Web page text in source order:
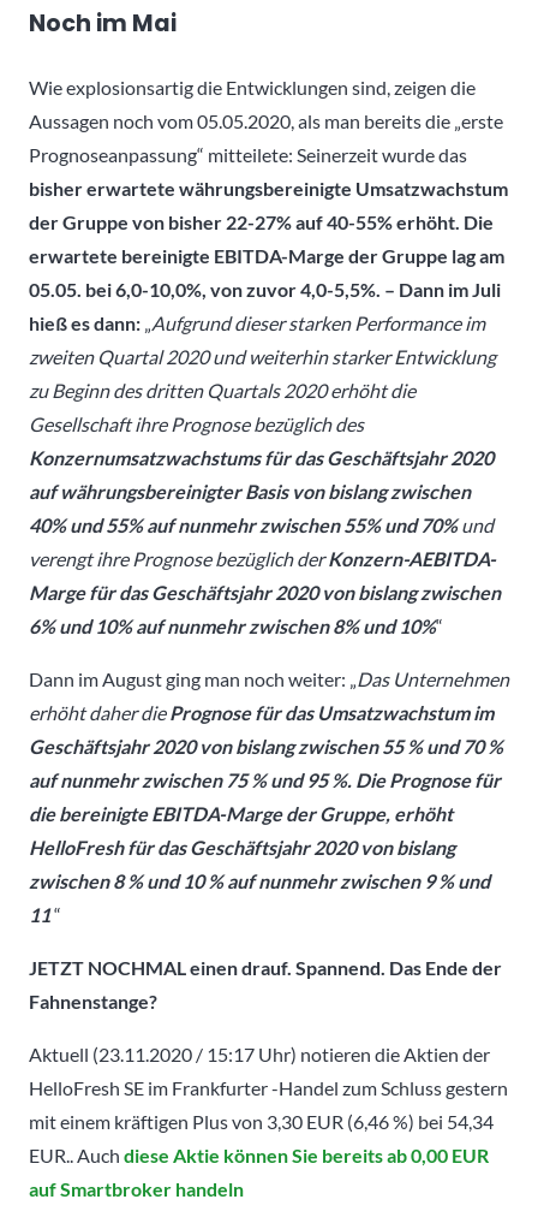
Noch im Mai
Wie explosionsartig die Entwicklungen sind, zeigen die
Aussagen noch vom 05.05.2020, als man bereits die „erste
Prognoseanpassung“ mitteilete: Seinerzeit wurde das
bisher erwartete währungsbereinigte Umsatzwachstum
der Gruppe von bisher 22-27% auf 40-55% erhöht. Die
erwartete bereinigte EBITDA-Marge der Gruppe lag am
05.05. bei 6,0-10,0%, von zuvor 4,0-5,5%. – Dann im Juli
hieß es dann: „Aufgrund dieser starken Performance im
zweiten Quartal 2020 und weiterhin starker Entwicklung
zu Beginn des dritten Quartals 2020 erhöht die
Gesellschaft ihre Prognose bezüglich des
Konzernumsatzwachstums für das Geschäftsjahr 2020
auf währungsbereinigter Basis von bislang zwischen
40% und 55% auf nunmehr zwischen 55% und 70%und
verengt ihre Prognose bezüglich derKonzern-AEBITDA-
Marge für das Geschäftsjahr 2020 von bislang zwischen
6% und 10% auf nunmehr zwischen 8% und 10%“
Dann im August ging man noch weiter: „Das Unternehmen
erhöht daher diePrognose für das Umsatzwachstum im
Geschäftsjahr 2020 von bislang zwischen 55 % und 70 %
auf nunmehr zwischen 75 % und 95 %. Die Prognose für
die bereinigte EBITDA-Marge der Gruppe, erhöht
HelloFresh für das Geschäftsjahr 2020 von bislang
zwischen 8 % und 10 % auf nunmehr zwischen 9 % und
11“
JETZT NOCHMAL einen drauf. Spannend. Das Ende der
Fahnenstange?
Aktuell (23.11.2020 / 15:17 Uhr) notieren die Aktien der
HelloFresh SE im Frankfurter -Handel zum Schluss gestern
mit einem kräftigen Plus von 3,30 EUR (6,46 %) bei 54,34
EUR.. Auch diese Aktie können Sie bereits ab 0,00 EUR
auf Smartbroker handeln